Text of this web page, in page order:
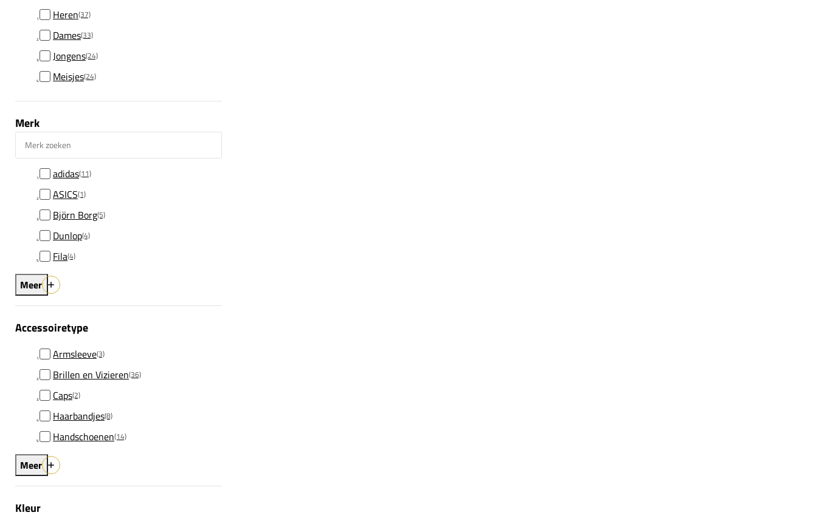
Heren(37)
Dames(33)
Jongens(24)
Meisjes(24)
Merk
adidas(11)
ASICS(1)
Björn Borg(5)
Dunlop(4)
Fila(4)
Meer
Accessoiretype
Armsleeve(3)
Brillen en Vizieren(36)
Caps(2)
Haarbandjes(8)
Handschoenen(14)
Meer
Kleur